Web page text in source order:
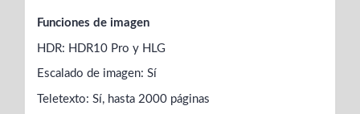
Funciones de imagen
HDR: HDR10 Pro y HLG
Escalado de imagen: Sí
Teletexto: Sí, hasta 2000 páginas